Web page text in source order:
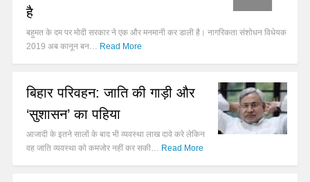
है
बहुमत के दम पर मोदी सरकार ने एक और मनमानी कर डाली है। नागरिकता संशोधन विधेयक
2019 अब कानून बन… Read More
बिहार परिवहन: जाति की गाड़ी और
‘सुशासन’ का पहिया
आजादी के इतने सालों के बाद भी व्यवस्था लाख दावे करे लेकिन
वह जाति व्यवस्था को कमजोर नहीं कर सकी… Read More